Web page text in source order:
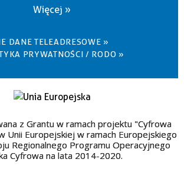
Więcej »
DANE TELEADRESOWE »
PRYWATNOŚCI / RODO »
z Grantu w ramach projektu "Cyfrowa
Unii Europejskiej w ramach Europejskiego
Regionalnego Programu Operacyjnego
Cyfrowa na lata 2014-2020.